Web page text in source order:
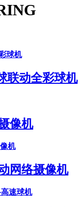
联动全彩球机
像机
网络摄像机